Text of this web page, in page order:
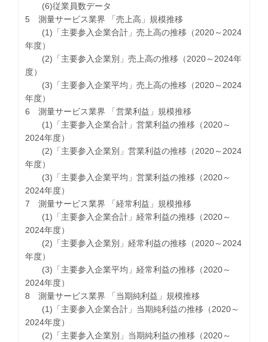
(6)従業員数データ
5 測量サービス業界 「売上高」規模推移
(1)「主要参入企業合計」売上高の推移（2020～2024
年度）
(2)「主要参入企業別」売上高の推移（2020～2024年
度）
(3)「主要参入企業平均」売上高の推移（2020～2024
年度）
6 測量サービス業界 「営業利益」規模推移
(1)「主要参入企業合計」営業利益の推移（2020～
2024年度）
(2)「主要参入企業別」営業利益の推移（2020～2024
年度）
(3)「主要参入企業平均」営業利益の推移（2020～
2024年度）
7 測量サービス業界 「経常利益」規模推移
(1)「主要参入企業合計」経常利益の推移（2020～
2024年度）
(2)「主要参入企業別」経常利益の推移（2020～2024
年度）
(3)「主要参入企業平均」経常利益の推移（2020～
2024年度）
8 測量サービス業界 「当期純利益」規模推移
(1)「主要参入企業合計」当期純利益の推移（2020～
2024年度）
(2)「主要参入企業別」当期純利益の推移（2020～